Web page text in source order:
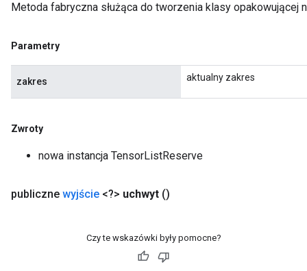
Metoda fabryczna służąca do tworzenia klasy opakowującej
Parametry
zakres aktualny zakres
Zwroty
nowa instancja TensorListReserve
publiczne wyjście <?> uchwyt ()
Czy te wskazówki były pomocne?